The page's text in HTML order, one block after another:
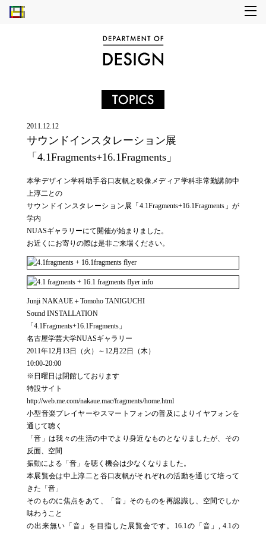
2011.12.12
サウンドインスタレーション展
「4.1Fragments+16.1Fragments」
本学デザイン学科助手谷口友帆と映像メディア学科非常勤講師中
上淳二との
サウンドインスタレーション展「4.1Fragments+16.1Fragments」が
学内
NUASギャラリーにて開催が始まりました。
お近くにお寄りの際は是非ご来場ください。
Junji NAKAUE＋Tomoho TANIGUCHI
Sound INSTALLATION
「4.1Fragments+16.1Fragments」
名古屋学芸大学NUASギャラリー
2011年12月13日（火）～12月22日（木）
10:00-20:00
※日曜日は閉館しております
特設サイト
http://web.me.com/nakaue.mac/fragments/home.html
小型音楽プレイヤーやスマートフォンの普及によりイヤフォンを
通じて聴く
「音」は我々の生活の中でより身近なものとなりましたが、その
反面、空間
振動による「音」を聴く機会は少なくなりました。
本展覧会は中上淳二と谷口友帆がそれぞれの活動を通じて培って
きた「音」
そのものに焦点をあて、「音」そのものを再認識し、空間でしか
味わうこと
の出来無い「音」を目指した展覧会です。16.1の「音」, 4.1の